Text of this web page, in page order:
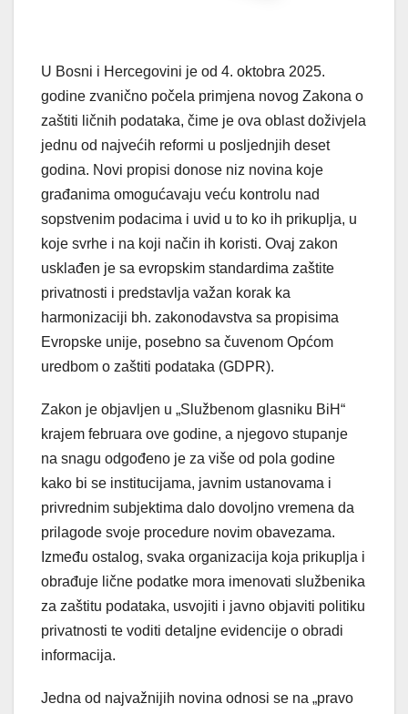
U Bosni i Hercegovini je od 4. oktobra 2025.
godine zvanično počela primjena novog Zakona o
zaštiti ličnih podataka, čime je ova oblast doživjela
jednu od najvećih reformi u posljednjih deset
godina. Novi propisi donose niz novina koje
građanima omogućavaju veću kontrolu nad
sopstvenim podacima i uvid u to ko ih prikuplja, u
koje svrhe i na koji način ih koristi. Ovaj zakon
usklađen je sa evropskim standardima zaštite
privatnosti i predstavlja važan korak ka
harmonizaciji bh. zakonodavstva sa propisima
Evropske unije, posebno sa čuvenom Općom
uredbom o zaštiti podataka (GDPR).
Zakon je objavljen u „Službenom glasniku BiH“
krajem februara ove godine, a njegovo stupanje
na snagu odgođeno je za više od pola godine
kako bi se institucijama, javnim ustanovama i
privrednim subjektima dalo dovoljno vremena da
prilagode svoje procedure novim obavezama.
Između ostalog, svaka organizacija koja prikuplja i
obrađuje lične podatke mora imenovati službenika
za zaštitu podataka, usvojiti i javno objaviti politiku
privatnosti te voditi detaljne evidencije o obradi
informacija.
Jedna od najvažnijih novina odnosi se na „pravo